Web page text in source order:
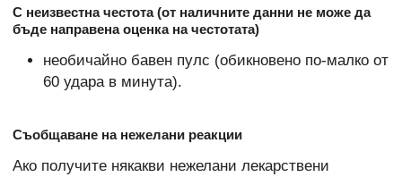
С неизвестна честота (от наличните данни не може да
бъде направена оценка на честотата)
необичайно бавен пулс (обикновено по-малко от
60 удара в минута).
Съобщаване на нежелани реакции
Ако получите някакви нежелани лекарствени